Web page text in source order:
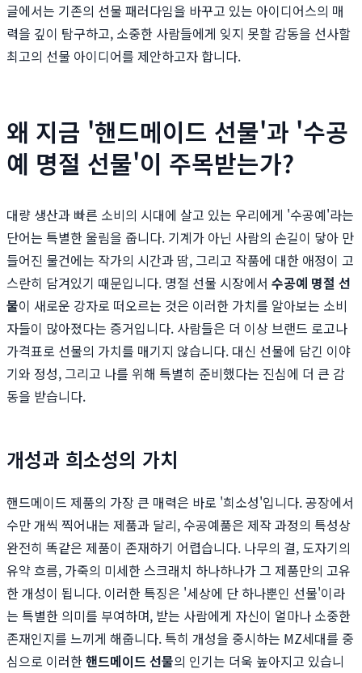
글에서는 기존의 선물 패러다임을 바꾸고 있는 아이디어스의 매
력을 깊이 탐구하고, 소중한 사람들에게 잊지 못할 감동을 선사할
최고의 선물 아이디어를 제안하고자 합니다.
왜 지금 '핸드메이드 선물'과 '수공
예 명절 선물'이 주목받는가?
대량 생산과 빠른 소비의 시대에 살고 있는 우리에게 '수공예'라는
단어는 특별한 울림을 줍니다. 기계가 아닌 사람의 손길이 닿아 만
들어진 물건에는 작가의 시간과 땀, 그리고 작품에 대한 애정이 고
스란히 담겨있기 때문입니다. 명절 선물 시장에서 수공예 명절 선
물이 새로운 강자로 떠오르는 것은 이러한 가치를 알아보는 소비
자들이 많아졌다는 증거입니다. 사람들은 더 이상 브랜드 로고나
가격표로 선물의 가치를 매기지 않습니다. 대신 선물에 담긴 이야
기와 정성, 그리고 나를 위해 특별히 준비했다는 진심에 더 큰 감
동을 받습니다.
개성과 희소성의 가치
핸드메이드 제품의 가장 큰 매력은 바로 '희소성'입니다. 공장에서
수만 개씩 찍어내는 제품과 달리, 수공예품은 제작 과정의 특성상
완전히 똑같은 제품이 존재하기 어렵습니다. 나무의 결, 도자기의
유약 흐름, 가죽의 미세한 스크래치 하나하나가 그 제품만의 고유
한 개성이 됩니다. 이러한 특징은 '세상에 단 하나뿐인 선물'이라
는 특별한 의미를 부여하며, 받는 사람에게 자신이 얼마나 소중한
존재인지를 느끼게 해줍니다. 특히 개성을 중시하는 MZ세대를 중
심으로 이러한핸드메이드 선물의 인기는 더욱 높아지고 있습니